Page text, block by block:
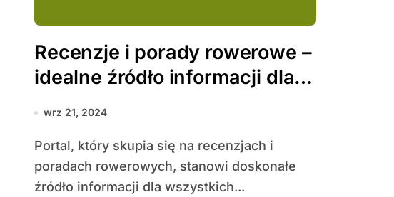
Recenzje i porady rowerowe –
idealne źródło informacji dla
cyklistów
wrz 21, 2024
Portal, który skupia się na recenzjach i
poradach rowerowych, stanowi doskonałe
źródło informacji dla wszystkich...